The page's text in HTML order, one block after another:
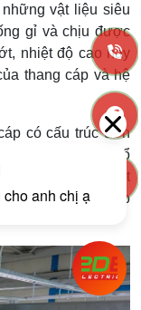
vật liệu siêu
gỉ và chịu được
nhiệt độ cao hay
thang cáp và hệ
có cấu trúc đơn
thiết. Khi cần bổ
trên thang cáp rất
pháp quản lý cáp